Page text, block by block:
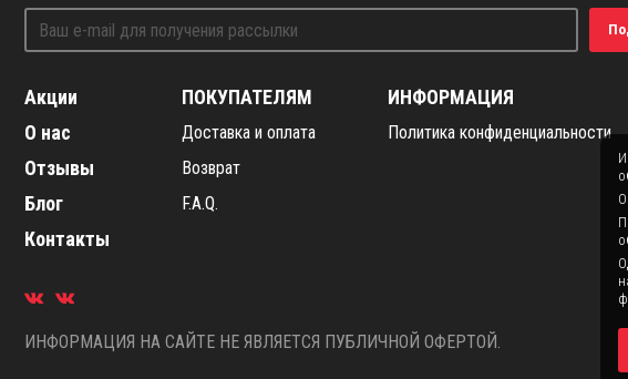
Акции
О нас
Отзывы
Блог
Контакты
ПОКУПАТЕЛЯМ
Доставка и оплата
Возврат
F.A.Q.
ИНФОРМАЦИЯ
Политика конфиденциальности
ИНФОРМАЦИЯ НА САЙТЕ НЕ ЯВЛЯЕТСЯ ПУБЛИЧНОЙ ОФЕРТОЙ.